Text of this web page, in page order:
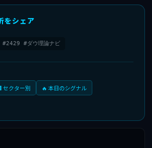
をシェア
#2429 #ダウ理論ナビ
セクター別
🔥 本日のシグナル